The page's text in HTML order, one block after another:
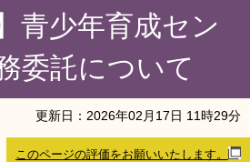
ス
青少年育成セン
委託について
更新日： 2026年02 月 17日 11時29分
このページの評価をお願いいたします。